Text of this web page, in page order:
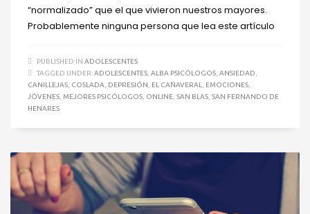
“normalizado” que el que vivieron nuestros mayores.
Probablemente ninguna persona que lea este artículo
PUBLISHED IN ADOLESCENTES
TAGGED UNDER:ADOLESCENTES, ALBA PSICÓLOGOS, ANSIEDAD,
CANILLEJAS, COSLADA, DEPRESIÓN , EL CAÑAVERAL, EMOCIONES,
JÓVENES, MEJORES PSICÓLOGOS, ONLINE, SAN BLAS, SAN FERNANDO DE
HENARES